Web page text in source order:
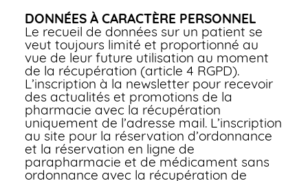
DONNÉES À CARACTÈRE PERSONNEL
Le recueil de données sur un patient se
veut toujours limité et proportionné au
vue de leur future utilisation au moment
de la récupération (article 4 RGPD).
L’inscription à la newsletter pour recevoir
des actualités et promotions de la
pharmacie avec la récupération
uniquement de l’adresse mail. L’inscription
au site pour la réservation d’ordonnance
et la réservation en ligne de
parapharmacie et de médicament sans
ordonnance avec la récupération de